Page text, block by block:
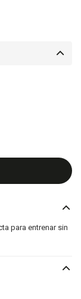
para entrenar sin